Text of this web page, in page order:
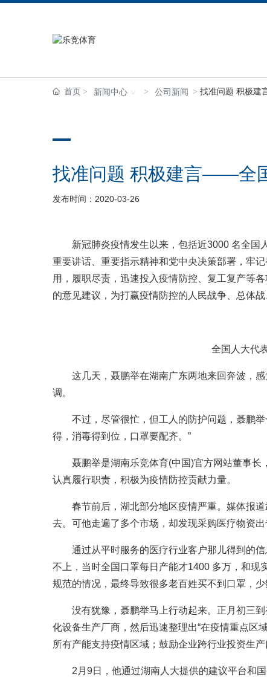
首页 新闻中心 公司新闻 找准问题 积极建
找准问题 积极建言——全
发布时间：2020-03-26
新冠肺炎疫情发生以来，包括近3000 名全国
重要讲话、重要指示精神和党中央决策部署，牢
用，履职尽责，迅速投入疫情防控、复工复产等
的意见建议，为打赢疫情防控的人民战争、总体战
全国人大代
这几天，聂鹏举在湖南广东两地来回奔波，感
调。
不过，尽管很忙，但工人的防护问题，聂鹏举
得，消毒得到位，口罩要配齐。”
聂鹏举是湖南乐竞体育(中国)官方网站董事长
认真履行职责，积极为疫情防控贡献力量。
春节前后，湖北部分地区疫情严重。媒体报道
去。可他走遍了多个市场，却发现采购医疗物资出
通过从平时服务的医疗行业客户那儿得到的信
不上，当时全国口罩每日产能才1400 多万，和现
规范的情况，最终导致很多老百姓买不到口罩，
没有犹豫，聂鹏举马上行动起来。正月初三到
化设备生产厂商，然后迅速整理出“在疫情重点区
所有产能支持疫情区域；鼓励企业跨行业投资生产
2月9日，他通过湖南人大提供的建议平台和国